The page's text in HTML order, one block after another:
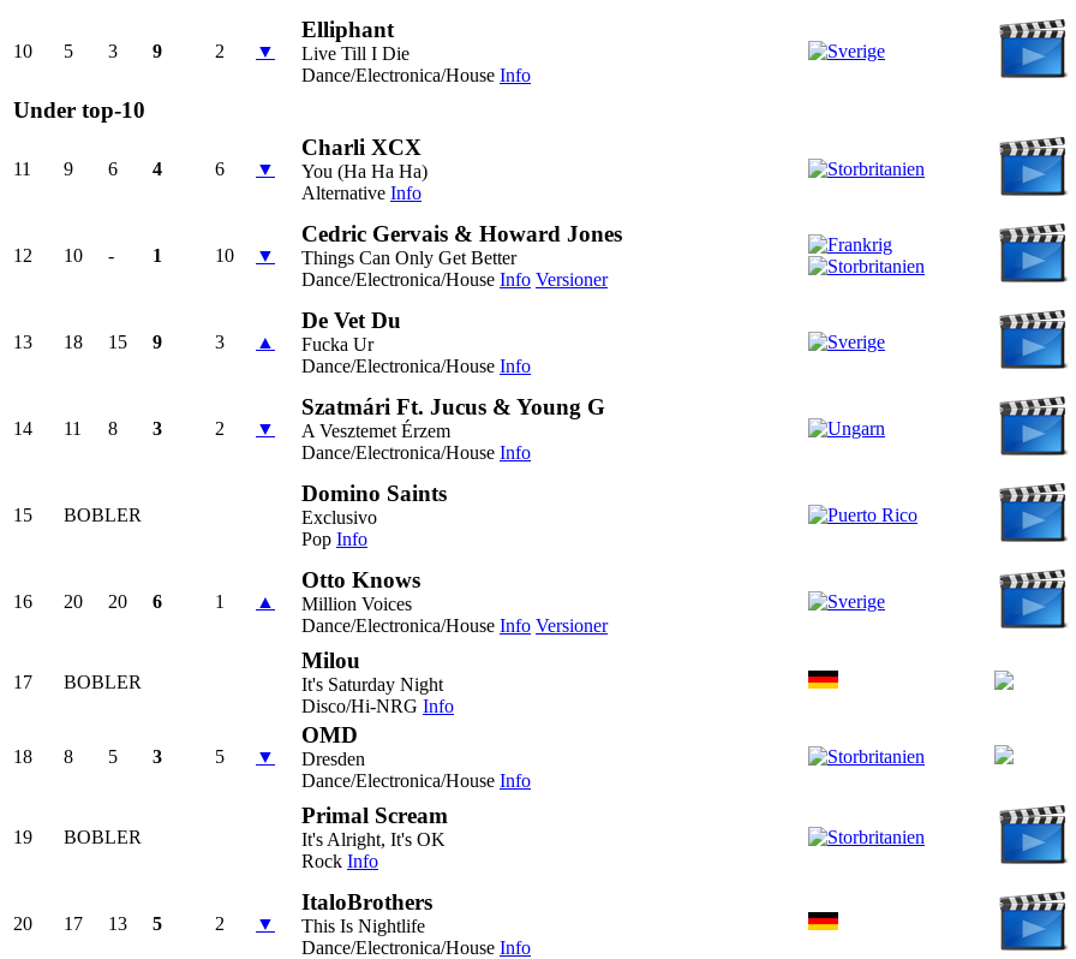
10 5 3 9 2 ▼
Elliphant
Live Till I Die
Dance/Electronica/House Info
Under top-10
11 9 6 4 6 ▼
Charli XCX
You (Ha Ha Ha)
Alternative Info
12 10 - 1 10 ▼
Cedric Gervais & Howard Jones
Things Can Only Get Better
Dance/Electronica/House Info Versioner
13 18 15 9 3 ▲
De Vet Du
Fucka Ur
Dance/Electronica/House Info
14 11 8 3 2 ▼
Szatmári Ft. Jucus & Young G
A Vesztemet Érzem
Dance/Electronica/House Info
15 BOBLER
Domino Saints
Exclusivo
Pop Info
16 20 20 6 1 ▲
Otto Knows
Million Voices
Dance/Electronica/House Info Versioner
17 BOBLER
Milou
It's Saturday Night
Disco/Hi-NRG Info
18 8 5 3 5 ▼
OMD
Dresden
Dance/Electronica/House Info
19 BOBLER
Primal Scream
It's Alright, It's OK
Rock Info
20 17 13 5 2 ▼
ItaloBrothers
This Is Nightlife
Dance/Electronica/House Info